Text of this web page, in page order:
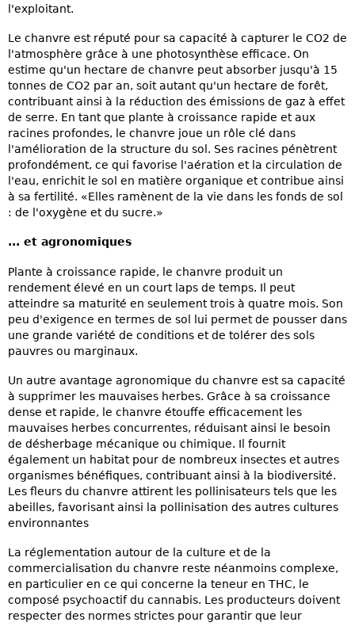
l'exploitant.
Le chanvre est réputé pour sa capacité à capturer le CO2 de
l'atmosphère grâce à une photosynthèse efficace. On
estime qu'un hectare de chanvre peut absorber jusqu'à 15
tonnes de CO2 par an, soit autant qu'un hectare de forêt,
contribuant ainsi à la réduction des émissions de gaz à effet
de serre. En tant que plante à croissance rapide et aux
racines profondes, le chanvre joue un rôle clé dans
l'amélioration de la structure du sol. Ses racines pénètrent
profondément, ce qui favorise l'aération et la circulation de
l'eau, enrichit le sol en matière organique et contribue ainsi
à sa fertilité. «Elles ramènent de la vie dans les fonds de sol
: de l'oxygène et du sucre.»
... et agronomiques
Plante à croissance rapide, le chanvre produit un
rendement élevé en un court laps de temps. Il peut
atteindre sa maturité en seulement trois à quatre mois. Son
peu d'exigence en termes de sol lui permet de pousser dans
une grande variété de conditions et de tolérer des sols
pauvres ou marginaux.
Un autre avantage agronomique du chanvre est sa capacité
à supprimer les mauvaises herbes. Grâce à sa croissance
dense et rapide, le chanvre étouffe efficacement les
mauvaises herbes concurrentes, réduisant ainsi le besoin
de désherbage mécanique ou chimique. Il fournit
également un habitat pour de nombreux insectes et autres
organismes bénéfiques, contribuant ainsi à la biodiversité.
Les fleurs du chanvre attirent les pollinisateurs tels que les
abeilles, favorisant ainsi la pollinisation des autres cultures
environnantes
La réglementation autour de la culture et de la
commercialisation du chanvre reste néanmoins complexe,
en particulier en ce qui concerne la teneur en THC, le
composé psychoactif du cannabis. Les producteurs doivent
respecter des normes strictes pour garantir que leur